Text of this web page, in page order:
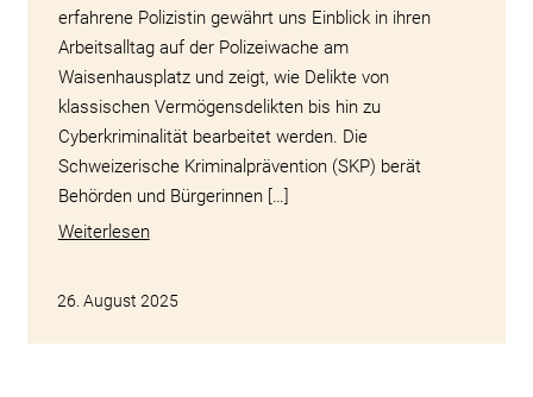
erfahrene Polizistin gewährt uns Einblick in ihren
Arbeitsalltag auf der Polizeiwache am
Waisenhausplatz und zeigt, wie Delikte von
klassischen Vermögensdelikten bis hin zu
Cyberkriminalität bearbeitet werden. Die
Schweizerische Kriminalprävention (SKP) berät
Behörden und Bürgerinnen […]
Weiterlesen
26. August 2025